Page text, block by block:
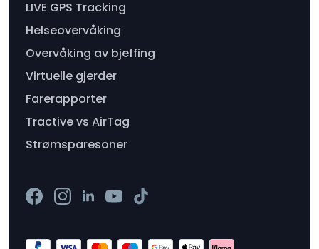
LIVE GPS Tracking
Helseovervåking
Overvåking av bjeffing
Virtuelle gjerder
Farerapporter
Tractive vs AirTag
Strømsparesoner